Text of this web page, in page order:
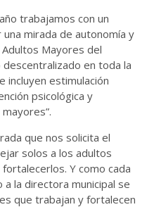
trabajamos con un
mirada de autonomía y
Mayores del
en toda la
incluyen estimulación
psicológica y
que nos solicita el
solos a los adultos
Y como cada
la directora municipal se
que trabajan y fortalecen